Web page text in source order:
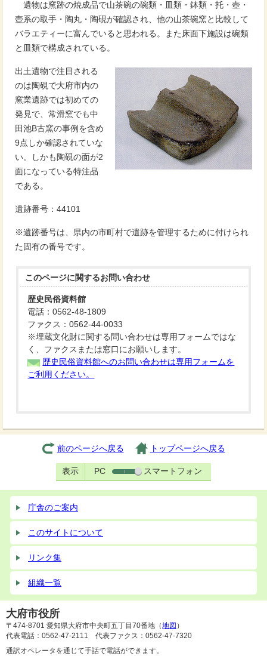
遺物は窯跡の焼成品で山茶碗の碗類・皿類・鉢類・托・壺・
壺系の取手・陶丸・陶硯が確認され、他の山茶碗窯と比較して
バラエティーに富んでいると思われる。また床面下施設は碗類
と皿類で構成されている。
出土遺物で注目される
のは陶硯で大府市内の
窯業遺跡では初めての
発見で、常滑窯でも中
田池B古窯の事例を含め
9点しか確認されていな
い。しかも陶硯の面が2
面になっている特注品
である。
遺跡番号：44101
※遺跡番号は、県内の市町村で遺跡を管理するために付けられ
た固有の番号です。
このページに関するお問い合わせ
歴史民俗資料館
電話：0562-48-1809
ファクス：0562-44-0033
※埋蔵文化財に関する問い合わせは専用フォームではな
く、ファクスまたは窓口にお願いします。
歴史民俗資料館へのお問い合わせは専用フォームを
ご利用ください。
前のページへ戻る トップページへ戻る
表示 PC スマートフォン
庁舎のご案内
このサイトについて
リンク集
組織一覧
大府市役所
〒474-8701 愛知県大府市中央町五丁目70番地（地図 ）
代表電話：0562-47-2111 代表ファクス：0562-47-7320
通訳オペレータを通じて手話で電話ができます。